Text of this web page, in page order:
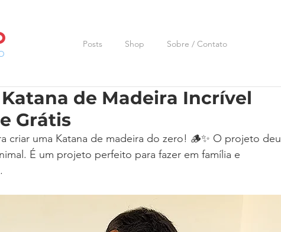
Posts Shop Sobre / Contato
de Madeira Incrível
Grátis
criar uma Katana de madeira do zero! 🪵✨ O projeto deu
É um projeto perfeito para fazer em família e